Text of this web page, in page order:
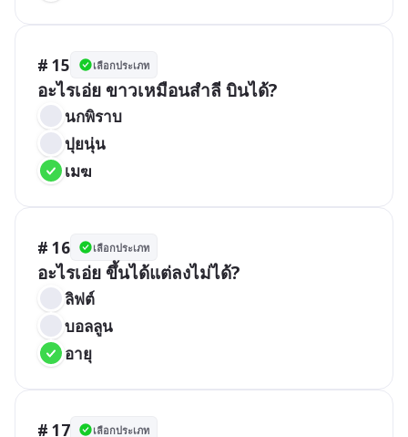
# 15 เลือกประเภท
อะไรเอ่ย ขาวเหมือนสำลี บินได้?
นกพิราบ
ปุยนุ่น
เมฆ
# 16 เลือกประเภท
อะไรเอ่ย ขึ้นได้แต่ลงไม่ได้?
ลิฟต์
บอลลูน
อายุ
# 17 เลือกประเภท